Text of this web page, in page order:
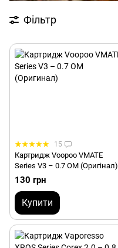
Фільтр
15
Картридж Voopoo VMATE
Series V3 – 0.7 ОМ (Оригінал)
130 грн
Купити